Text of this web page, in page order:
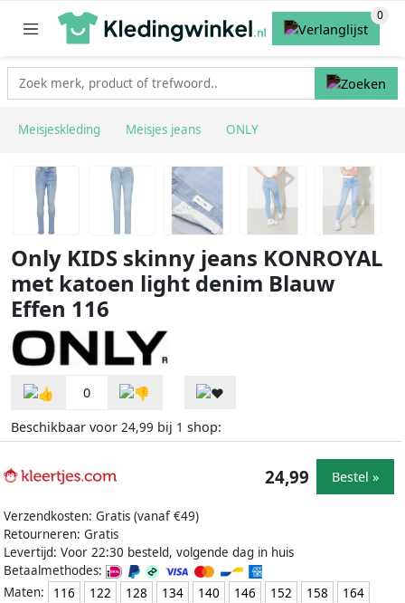
Meisjeskleding Meisjes jeans ONLY
Only KIDS skinny jeans KONROYAL
met katoen light denim Blauw
Effen 116
0
Beschikbaar voor 24,99 bij 1 shop:
Verzendkosten: Gratis (vanaf €49)
Retourneren: Gratis
Levertijd: Voor 22:30 besteld, volgende dag in huis
Betaalmethodes:
Maten:
116 122 128 134 140 146 152 158 164
24,99 Bestel »